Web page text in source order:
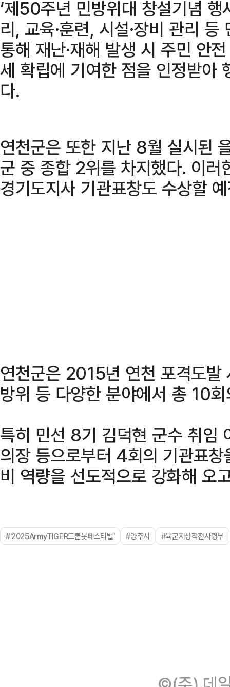
‘제50주년 민방위대 창설기념 행
리, 교육·훈련, 시설·장비 관리
통해 재난·재해 발생 시 주민 안
세 확립에 기여한 점을 인정받아
다.
연천군은 또한 지난 8월 실시된
군 중 종합 2위를 차지했다. 이러
경기도지사 기관표창도 수상할
연천군은 2015년 연천 포격도발
방위 등 다양한 분야에서 총 10
특히 민선 8기 김덕현 군수 취임
의장 등으로부터 4회의 기관표
비 역량을 선도적으로 강화해 오
#'2025ArmyTIGER드론봇페스티벌' #양주시 #육군지상작전사령부